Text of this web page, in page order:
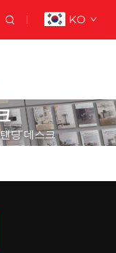
KO
딩 데스크